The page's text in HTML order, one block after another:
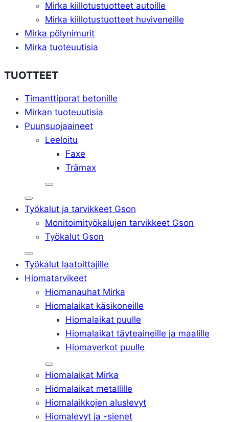
Mirka kiillotustuotteet autoille
Mirka kiillotustuotteet huviveneille
Mirka pölynimurit
Mirka tuoteuutisia
TUOTTEET
Timanttiporat betonille
Mirkan tuoteuutisia
Puunsuojaaineet
Leeloitu
Faxe
Trämax
Työkalut ja tarvikkeet Gson
Monitoimityökalujen tarvikkeet Gson
Työkalut Gson
Työkalut laatoittajille
Hiomatarvikeet
Hiomanauhat Mirka
Hiomalaikat käsikoneille
Hiomalaikat puulle
Hiomalaikat täyteaineille ja maalille
Hiomaverkot puulle
Hiomalaikat Mirka
Hiomalaikat metallille
Hiomalaikkojen aluslevyt
Hiomalevyt ja -sienet